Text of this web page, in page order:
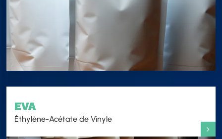
EVA
Éthylène-Acétate de Vinyle